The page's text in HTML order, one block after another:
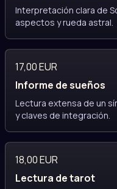
Interpretación clara de
aspectos y rueda astral.
17,00 EUR
Informe de sueños
Lectura extensa de un
y claves de integración.
18,00 EUR
Lectura de tarot